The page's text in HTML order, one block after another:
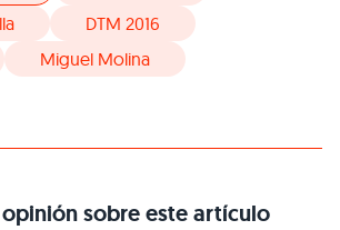
DTM 2016
Miguel Molina
sobre este artículo